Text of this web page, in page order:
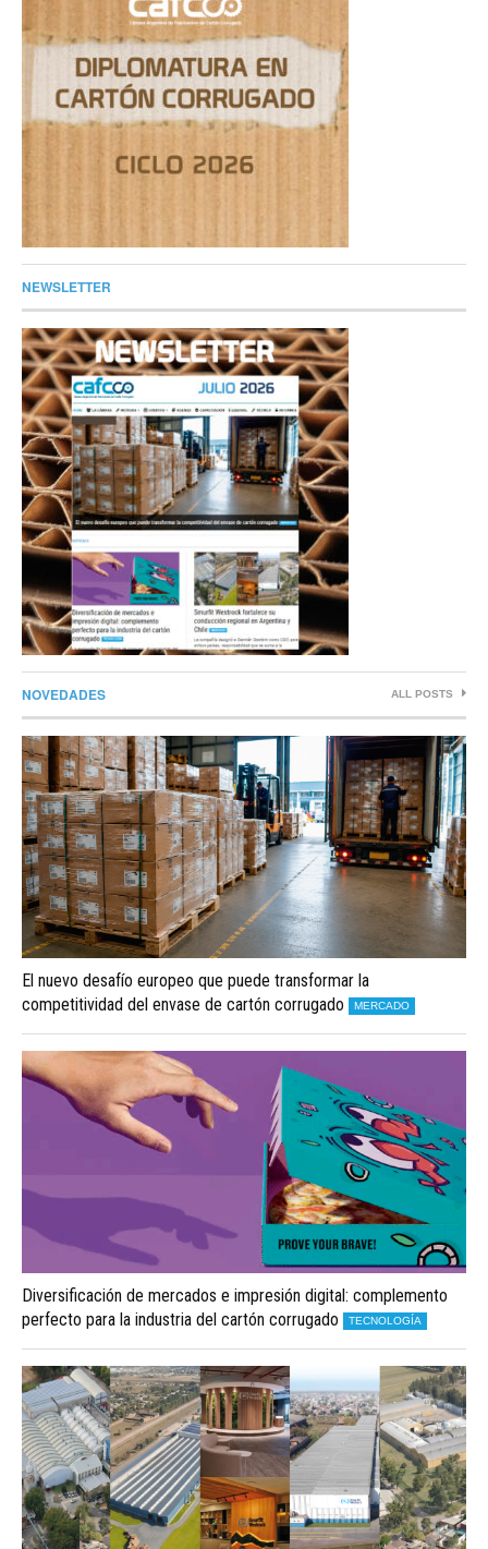
NEWSLETTER
NOVEDADES ALL POSTS
El nuevo desafío europeo que puede transformar la
competitividad del envase de cartón corrugado
MERCADO
Diversificación de mercados e impresión digital: complemento
perfecto para la industria del cartón corrugado
TECNOLOGÍA